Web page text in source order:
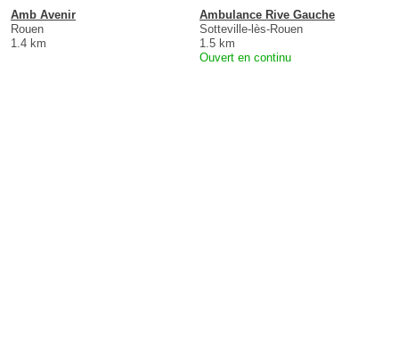
Amb Avenir
Rouen
1.4 km
Ambulance Rive Gauche
Sotteville-lès-Rouen
1.5 km
Ouvert en continu